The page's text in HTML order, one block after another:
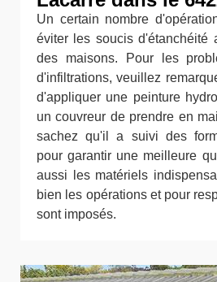
Un certain nombre
éviter les soucis d'étanchéité
des maisons. Pour les
d'infiltrations, veuillez
d'appliquer une peinture
un couvreur de prendre en
sachez qu'il a suivi des
pour garantir une meilleure
aussi les matériels
bien les opérations et pour
sont imposés.